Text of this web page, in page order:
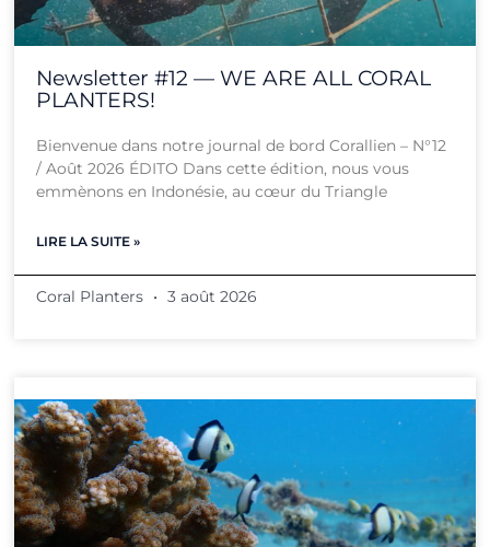
Newsletter #12 — WE ARE ALL CORAL
PLANTERS!
Bienvenue dans notre journal de bord Corallien – N°12
/ Août 2026 ÉDITO Dans cette édition, nous vous
emmènons en Indonésie, au cœur du Triangle
LIRE LA SUITE »
Coral Planters 3 août 2026